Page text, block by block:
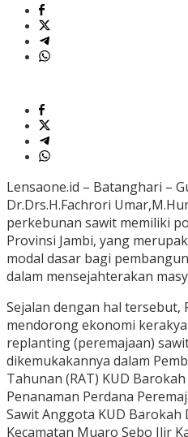
Lensaone.id – Batanghari –
Dr.Drs.H.Fachrori
perkebunan sawit memiliki
Provinsi Jambi, yang
modal dasar bagi
dalam mensejahterakan
Sejalan dengan hal tersebut,
mendorong ekonomi
replanting (peremajaan)
dikemukakannya dalam
Tahunan (RAT) KUD
Penanaman Perdana
Sawit Anggota KUD Barokah
Kecamatan Muaro Sebo Ilir